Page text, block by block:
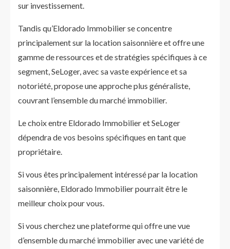
sur investissement.
Tandis qu’Eldorado Immobilier se concentre
principalement sur la location saisonnière et offre une
gamme de ressources et de stratégies spécifiques à ce
segment, SeLoger, avec sa vaste expérience et sa
notoriété, propose une approche plus généraliste,
couvrant l’ensemble du marché immobilier.
Le choix entre Eldorado Immobilier et SeLoger
dépendra de vos besoins spécifiques en tant que
propriétaire.
Si vous êtes principalement intéressé par la location
saisonnière, Eldorado Immobilier pourrait être le
meilleur choix pour vous.
Si vous cherchez une plateforme qui offre une vue
d’ensemble du marché immobilier avec une variété de